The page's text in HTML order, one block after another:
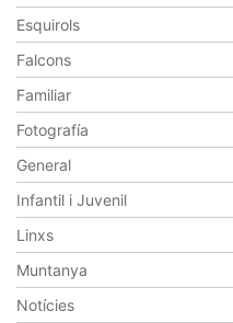
Esquirols
Falcons
Familiar
Fotografía
General
Infantil i Juvenil
Linxs
Muntanya
Notícies